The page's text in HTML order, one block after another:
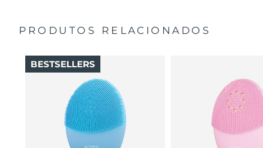
PRODUTOS RELACIONADOS
BESTSELLERS